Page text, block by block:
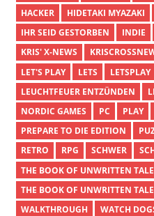
HACKER
HIDETAKI MYAZAKI
IHR SEID GESTORBEN
INDIE
KRIS' X-NEWS
LET'S PLAY
LETS LETSPLAY
LEUCHTFEUER ENTZÜNDEN
NORDIC GAMES
PC PLAY
PREPARE TO DIE EDITION
RETRO
RPG SCHWER
THE BOOK OF UNWRITTEN
THE BOOK OF UNWRITTEN
WALKTHROUGH
WATCH